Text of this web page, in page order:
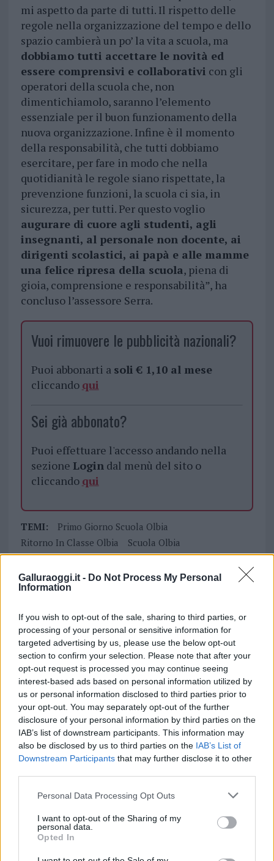
Galluraoggi.it - Do Not Process My Personal
Information
If you wish to opt-out of the sale, sharing to third parties, or
processing of your personal or sensitive information for
targeted advertising by us, please use the below opt-out
section to confirm your selection. Please note that after your
opt-out request is processed you may continue seeing
interest-based ads based on personal information utilized by
us or personal information disclosed to third parties prior to
your opt-out. You may separately opt-out of the further
disclosure of your personal information by third parties on the
IAB’s list of downstream participants. This information may
also be disclosed by us to third parties on the IAB’s List of
Downstream Participants that may further disclose it to other
Please note that this website/app uses one or more Google
not limited to your visit or usage behaviour. You may click to
grant or deny consent to Google and its third-party tags to
use your data for below specified purposes in below Google
consent section.
Personal Data Processing Opt Outs
I want to opt-out of the Sharing of my
personal data.
Opted In
mi aspetto da parte di tutti. Il rispetto delle
regole nella organizzazione del tempo e dello
spazio cambierà un po’ la vita a scuola, ma
dobbiamo tutti accettare le novità ed
essere comprensivi e collaborativi con gli
operatori della scuola che, non
dimentichiamolo, saranno l’elemento
essenziale per il buon funzionamento della
nuova organizzazione. Infine è il momento
della responsabilità, che tutti dobbiamo
esercitare, per fare in modo che nella
quotidianità le regole siano rispettate, la
prevenzione funzioni, la scuola ci sia, in
sicurezza, per tutti. Per questo voglio
augurare di cuore agli studenti, agli
insegnanti, al personale non docente, ai
dirigenti scolastici, ai papà e alle mamme
una felice ripresa della scuola, piena di
gioia, comprensione e responsabilità”, ha
concluso l’assessore Serra.
Vuoi rimuovere le pubblicità nazionali?
Puoi abbonarti a soli € 1,10 al mese
cliccando qui
Sei già abbonato?
Puoi effettuare l'accesso andando nella
sezione Logindal menù del sito o
cliccando qui
TEMI:
Primo Giorno Scuola Olbia
Ritorno In Classe Olbia
Scuola Olbia
F
a
ce
b
o
o
k
T
w
it
te
r
n
te
re
st
h
at
s
A
p
p
h
a
re
Articolo precedente
Prossimo articolo
NOTIZIE RECENTI
Migliori cliniche di estetica medicale avanzata
in Europa: classifica dei 5 centri di riferimento
pe…
Incendi, a San Pasquale arriva il Campo Base: